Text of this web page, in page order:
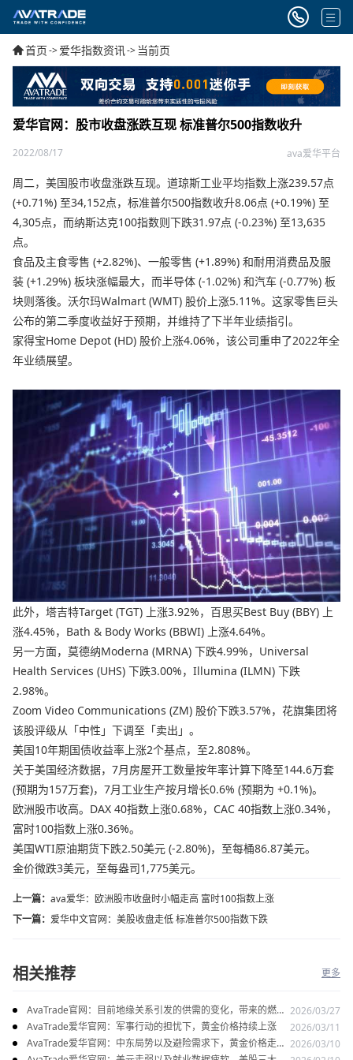
首页->爱华指数资讯-> 当前页
爱华官网：股市收盘涨跌互现 标准普尔500指数收升
2022/08/17 ava爱华平台
周二，美国股市收盘涨跌互现。道琼斯工业平均指数上涨239.57点
(+0.71%) 至34,152点，标准普尔500指数收升8.06点 (+0.19%) 至
4,305点，而纳斯达克100指数则下跌31.97点 (-0.23%) 至13,635
点。
食品及主食零售 (+2.82%)、一般零售 (+1.89%) 和耐用消费品及服
装 (+1.29%) 板块涨幅最大，而半导体 (-1.02%) 和汽车 (-0.77%) 板
块则落後。沃尔玛Walmart (WMT) 股价上涨5.11%。这家零售巨头
公布的第二季度收益好于预期，并维持了下半年业绩指引。
家得宝Home Depot (HD) 股价上涨4.06%，该公司重申了2022年全
年业绩展望。
此外，塔吉特Target (TGT) 上涨3.92%，百思买Best Buy (BBY) 上
涨4.45%，Bath & Body Works (BBWI) 上涨4.64%。
另一方面，莫德纳Moderna (MRNA) 下跌4.99%，Universal
Health Services (UHS) 下跌3.00%，Illumina (ILMN) 下跌
2.98%。
Zoom Video Communications (ZM) 股价下跌3.57%，花旗集团将
该股评级从「中性」下调至「卖出」。
美国10年期国债收益率上涨2个基点，至2.808%。
关于美国经济数据，7月房屋开工数量按年率计算下降至144.6万套
(预期为157万套)，7月工业生产按月增长0.6% (预期为 +0.1%)。
欧洲股市收高。DAX 40指数上涨0.68%，CAC 40指数上涨0.34%，
富时100指数上涨0.36%。
美国WTI原油期货下跌2.50美元 (-2.80%)，至每桶86.87美元。
金价微跌3美元，至每盎司1,775美元。
上一篇： ava爱华：欧洲股市收盘时小幅走高 富时100指数上涨
下一篇： 爱华中文官网：美股收盘走低 标准普尔500指数下跌
相关推荐 更多
AvaTrade官网：目前地缘关系引发的供需的变化，带来的燃料
油价格持续上涨
2026/03/27
AvaTrade爱华官网：军事行动的担忧下，黄金价格持续上涨
2026/03/11
AvaTrade爱华官网：中东局势以及避险需求下，黄金价格走势 2026/03/10